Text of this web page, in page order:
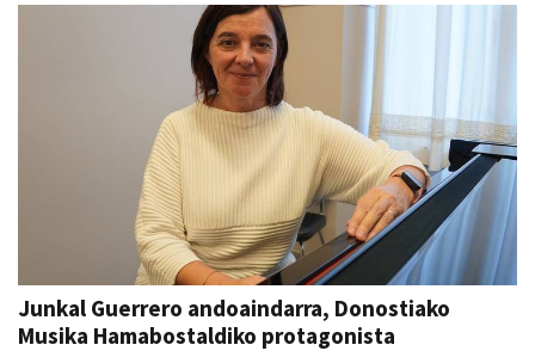
Junkal Guerrero andoaindarra, Donostiako
Musika Hamabostaldiko protagonista